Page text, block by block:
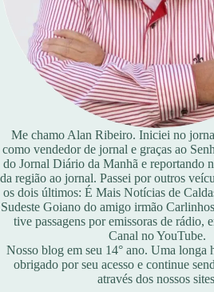
Me chamo Alan Ribeiro. Iniciei no
como vendedor de jornal e graças ao
do Jornal Diário da Manhã e reportando
da região ao jornal. Passei por outros
os dois últimos: É Mais Notícias de
Sudeste Goiano do amigo irmão
tive passagens por emissoras de rádio,
Canal no YouTube.
Nosso blog em seu 14° ano. Uma longa
obrigado por seu acesso e continue
através dos nossos